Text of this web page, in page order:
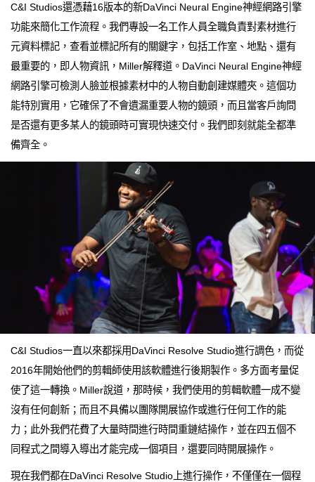
C&I Studios還憑藉16版本的新DaVinci Neural Engine神經網路引擎
功能來簡化工作流程。我們專設一名工作人員全職負責對素材進行
元資料標記，查看並標記所有的關鍵字，包括工作室、地點、還有
最重要的，即人物資訊，Miller解釋道。DaVinci Neural Engine神經
網路引擎可檢測人臉並根據素材中的人物自動創建媒體夾。這個功
能特別實用，它確保了不會遺漏重要人物的鏡頭，而且當客戶詢問
是否還有更多某人的鏡頭時可實現快速交付。我們即刻就能全都準
備齊全。
C&I Studios一直以來都採用DaVinci Resolve Studio進行調色，而從
2016年開始他們的剪輯師使用該軟體進行後期製作。多方面考量促
使了這一轉換。Miller說道，那時候，我們使用的剪輯軟體一成不變
沒有任何創新；而且不具備以團隊開展協作或進行任何工作的能
力；此外我們花費了大量時間進行時間重鏈結操作，並在四五個不
同程式之間導入導出才能完成一個項目，還要同時開展操作。
現在我們都在DaVinci Resolve Studio上進行操作，不僅僅在一個程